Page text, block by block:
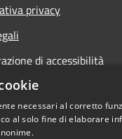
privacy
di accessibilità
necessari al corretto
al solo fine di elaborare